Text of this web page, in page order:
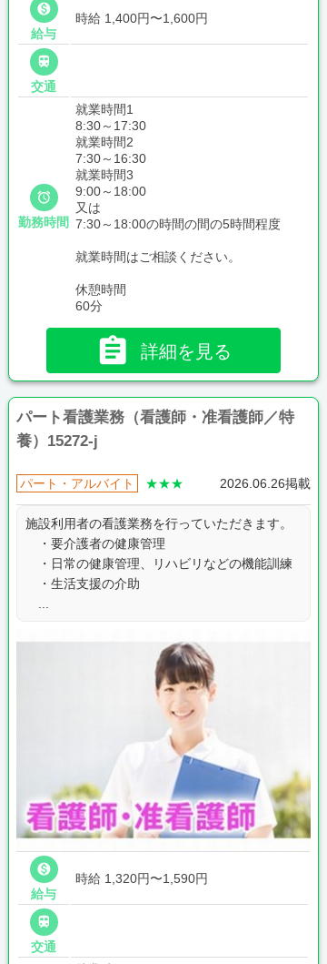

給与
時給 1,400円〜1,600円

交通

勤務時間
就業時間1
8:30～17:30
就業時間2
7:30～16:30
就業時間3
9:00～18:00
又は
7:30～18:00の時間の間の5時間程度
就業時間はご相談ください。
休憩時間
60分
 詳細を見る
パート看護業務（看護師・准看護師／特
養）15272-j
パート・アルバイト ★★★ 2026.06.26掲載
施設利用者の看護業務を行っていただきます。
・要介護者の健康管理
・日常の健康管理、リハビリなどの機能訓練
・生活支援の介助

給与
時給 1,320円〜1,590円

交通